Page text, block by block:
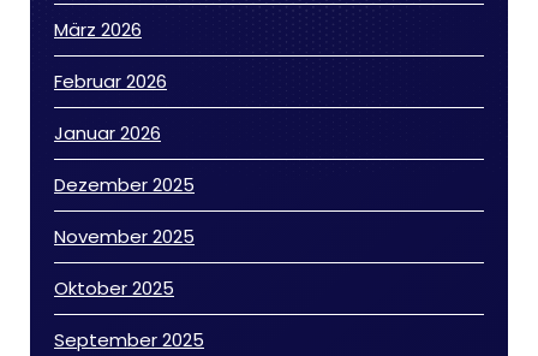
März 2026
Februar 2026
Januar 2026
Dezember 2025
November 2025
Oktober 2025
September 2025